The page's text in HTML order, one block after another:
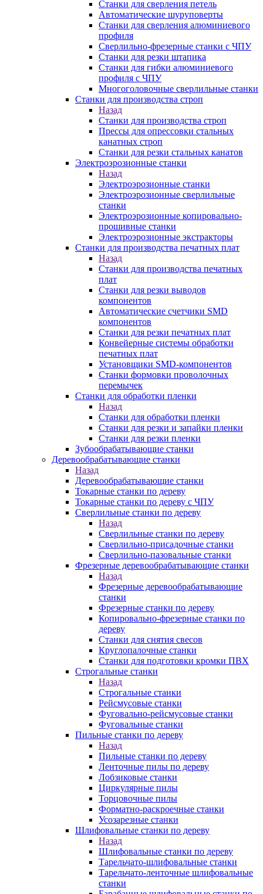
Станки для сверления петель
Автоматические шуруповерты
Станки для сверления алюминиевого
профиля
Сверлильно-фрезерные станки с ЧПУ
Станки для резки штапика
Станки для гибки алюминиевого
профиля с ЧПУ
Многоголовочные сверлильные станки
Станки для производства строп
Назад
Станки для производства строп
Прессы для опрессовки стальных
канатных строп
Станки для резки стальных канатов
Электроэрозионные станки
Назад
Электроэрозионные станки
Электроэрозионные сверлильные
станки
Электроэрозионные копировально-
прошивные станки
Электроэрозионные экстракторы
Станки для производства печатных плат
Назад
Станки для производства печатных
плат
Станки для резки выводов
компонентов
Автоматические счетчики SMD
компонентов
Станки для резки печатных плат
Конвейерные системы обработки
печатных плат
Установщики SMD-компонентов
Станки формовки проволочных
перемычек
Станки для обработки пленки
Назад
Станки для обработки пленки
Станки для резки и запайки пленки
Станки для резки пленки
Зубообрабатывающие станки
Деревообрабатывающие станки
Назад
Деревообрабатывающие станки
Токарные станки по дереву
Токарные станки по дереву с ЧПУ
Сверлильные станки по дереву
Назад
Сверлильные станки по дереву
Сверлильно-присадочные станки
Сверлильно-пазовальные станки
Фрезерные деревообрабатывающие станки
Назад
Фрезерные деревообрабатывающие
станки
Фрезерные станки по дереву
Копировально-фрезерные станки по
дереву
Станки для снятия свесов
Круглопалочные станки
Станки для подготовки кромки ПВХ
Строгальные станки
Назад
Строгальные станки
Рейсмусовые станки
Фуговально-рейсмусовые станки
Фуговальные станки
Пильные станки по дереву
Назад
Пильные станки по дереву
Ленточные пилы по дереву
Лобзиковые станки
Циркулярные пилы
Торцовочные пилы
Форматно-раскроечные станки
Усозарезные станки
Шлифовальные станки по дереву
Назад
Шлифовальные станки по дереву
Тарельчато-шлифовальные станки
Тарельчато-ленточные шлифовальные
станки